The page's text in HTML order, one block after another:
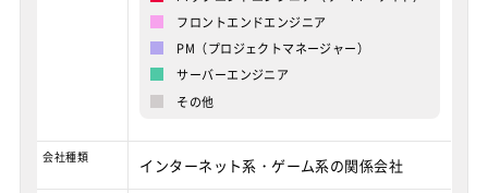
フロントエンドエンジニア
PM（プロジェクトマネージャー）
サーバーエンジニア
その他
会社種類 インターネット系・ゲーム系の関係会社